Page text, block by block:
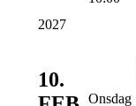
2027
10.
Onsdag